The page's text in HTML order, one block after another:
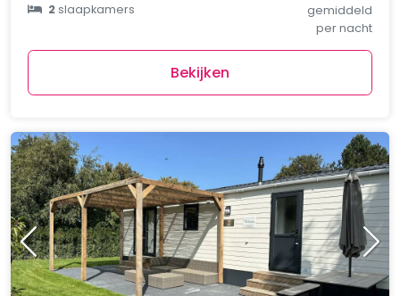
2slaapkamers
gemiddeld
per nacht
Bekijken